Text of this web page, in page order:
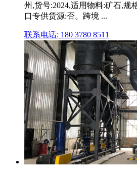
州,货号:2024,适用物料:矿石,规
口专供货源:否。跨境 ...
联系电话: 180 3780 8511